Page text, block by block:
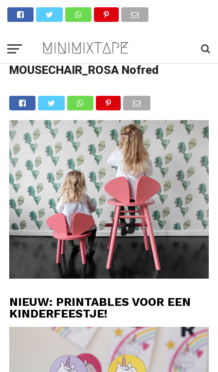
MOUSECHAIR_ROSA Nofred
NIEUW: PRINTABLES VOOR EEN
KINDERFEESTJE!